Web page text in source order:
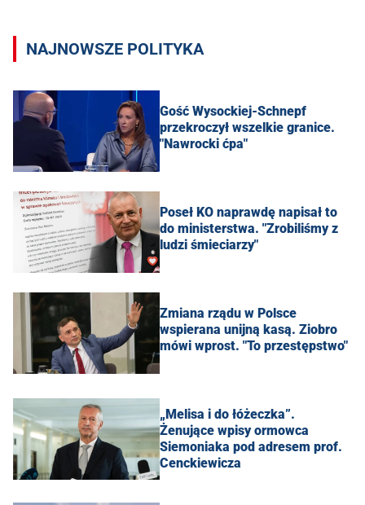
NAJNOWSZE POLITYKA
Gość Wysockiej-Schnepf
przekroczył wszelkie granice.
"Nawrocki ćpa"
Poseł KO naprawdę napisał to
do ministerstwa. "Zrobiliśmy z
ludzi śmieciarzy"
Zmiana rządu w Polsce
wspierana unijną kasą. Ziobro
mówi wprost. "To przestępstwo"
„Melisa i do łóżeczka”.
Żenujące wpisy ormowca
Siemoniaka pod adresem prof.
Cenckiewicza